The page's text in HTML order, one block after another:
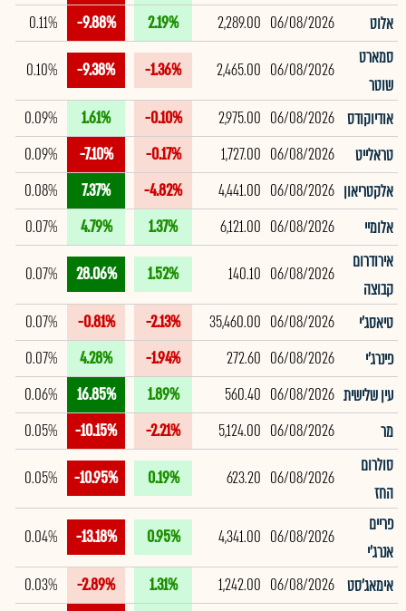
אלוט
06/08/2026
2,289.00
2.19%
-9.88%
0.11%
סמארט
שוטר
06/08/2026
2,465.00
-1.36%
-9.38%
0.10%
אודיוקודס 06/08/2026
2,975.00
-0.10%
1.61%
0.09%
טראלייט
06/08/2026
1,727.00
-0.17%
-7.10%
0.09%
אלקטריאון 06/08/2026
4,441.00
-4.82%
7.37%
0.08%
אלומיי
06/08/2026
6,121.00
1.37%
4.79%
0.07%
אירודרום
קבוצה
06/08/2026
140.10
1.52%
28.06%
0.07%
טיאסג'י 06/08/2026
35,460.00
-2.13%
-0.81%
0.07%
פינרג'י
06/08/2026
272.60
-1.94%
4.28%
0.07%
עין שלישית 06/08/2026
560.40
1.89%
16.85%
0.06%
מר
06/08/2026
5,124.00
-2.21%
-10.15%
0.05%
סולרום
החז
06/08/2026
623.20
0.19%
-10.95%
0.05%
פריים
אנרג'י
06/08/2026
4,341.00
0.95%
-13.18%
0.04%
אימאג'סט 06/08/2026
1,242.00
1.31%
-2.89%
0.03%